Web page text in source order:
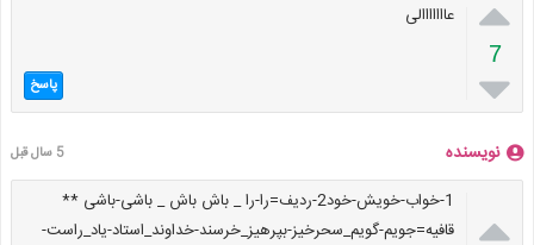

7

عااااااالی
پاسخ
نویسنده 5 سال قبل

1-خواب-خویش-خود2-ردیف=را-را _ باش باش _ باشی-باشی **
قافیه=جویم-گویم_سحرخیز-بپرهیز_خرسند-خداوند_استاد-یاد_راست-